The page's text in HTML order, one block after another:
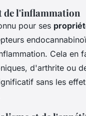
de l'inflammation
pour ses
Cela en
d'arthrite ou
sans les